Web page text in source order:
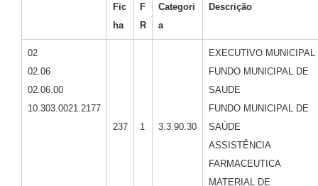
Fic
ha
F
R
Categori
a
Descrição
02
02.06
02.06.00
10.303.0021.2177
237
1 3.3.90.30
EXECUTIVO MUNICIPAL
FUNDO MUNICIPAL DE
SAUDE
FUNDO MUNICIPAL DE
SAÚDE
ASSISTÊNCIA
FARMACEUTICA
MATERIAL DE